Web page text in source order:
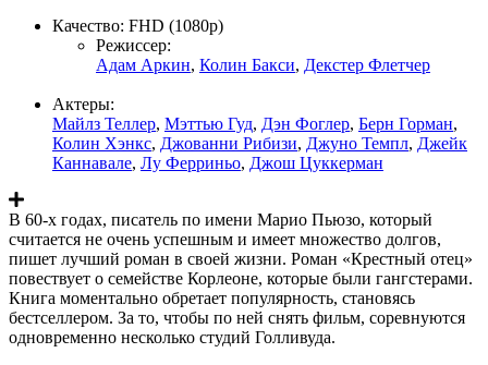
Качество: FHD (1080p)
Режиссер:
Адам Аркин, Колин Бакси, Декстер Флетчер
Актеры:
Майлз Теллер, Мэттью Гуд, Дэн Фоглер, Берн Горман,
Колин Хэнкс, Джованни Рибизи, Джуно Темпл, Джейк
Каннавале, Лу Ферриньо, Джош Цуккерман
В 60-х годах, писатель по имени Марио Пьюзо, который
считается не очень успешным и имеет множество долгов,
пишет лучший роман в своей жизни. Роман «Крестный отец»
повествует о семействе Корлеоне, которые были гангстерами.
Книга моментально обретает популярность, становясь
бестселлером. За то, чтобы по ней снять фильм, соревнуются
одновременно несколько студий Голливуда.